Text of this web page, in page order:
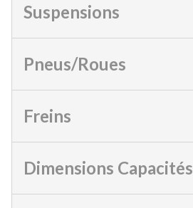
Suspensions
Pneus/Roues
Freins
Dimensions Capacités